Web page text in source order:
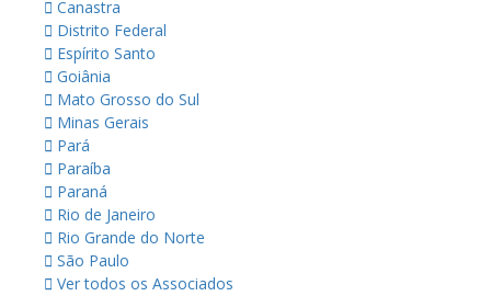
Canastra
Distrito Federal
Espírito Santo
Goiânia
Mato Grosso do Sul
Minas Gerais
Pará
Paraíba
Paraná
Rio de Janeiro
Rio Grande do Norte
São Paulo
Ver todos os Associados